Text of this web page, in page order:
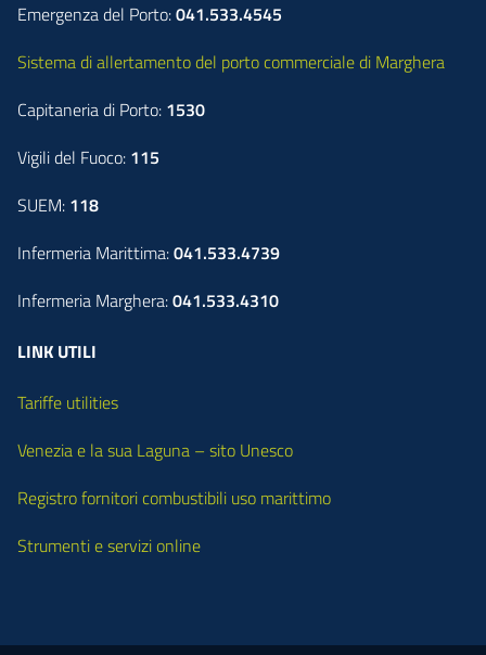
Emergenza del Porto:041.533.4545
Sistema di allertamento del porto commerciale di Marghera
Capitaneria di Porto: 1530
Vigili del Fuoco: 115
SUEM: 118
Infermeria Marittima:041.533.4739
Infermeria Marghera:041.533.4310
LINK UTILI
Tariffe utilities
Venezia e la sua Laguna – sito Unesco
Registro fornitori combustibili uso marittimo
Strumenti e servizi online